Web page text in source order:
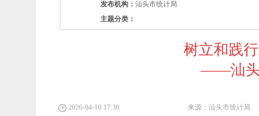
发布机构： 汕头市统计局
主题分类：
树立和践
——汕头
2026-04-10 17:30 来源：汕头市统计局